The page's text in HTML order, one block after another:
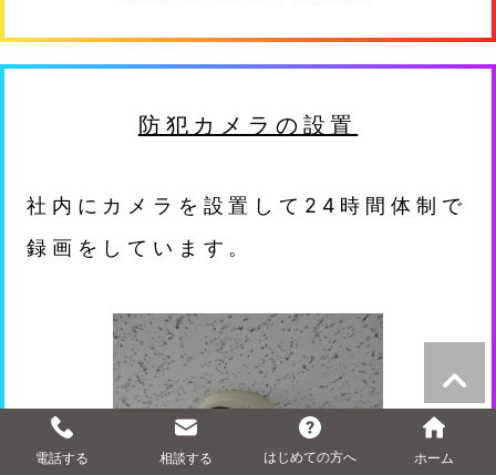
防犯カメラの設置
社内にカメラを設置して24時間体制で
録画をしています。
電話する 相談する はじめての方へ ホーム